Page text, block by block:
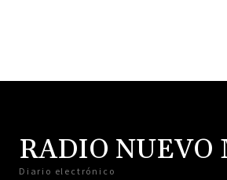
RADIO NUEVO
Diario electrónico